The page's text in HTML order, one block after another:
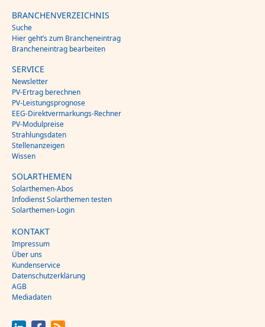
BRANCHENVERZEICHNIS
Suche
Hier geht’s zum Brancheneintrag
Brancheneintrag bearbeiten
SERVICE
Newsletter
PV-Ertrag berechnen
PV-Leistungsprognose
EEG-Direktvermarkungs-Rechner
PV-Modulpreise
Strahlungsdaten
Stellenanzeigen
Wissen
SOLARTHEMEN
Solarthemen-Abos
Infodienst Solarthemen testen
Solarthemen-Login
KONTAKT
Impressum
Über uns
Kundenservice
Datenschutzerklärung
AGB
Mediadaten